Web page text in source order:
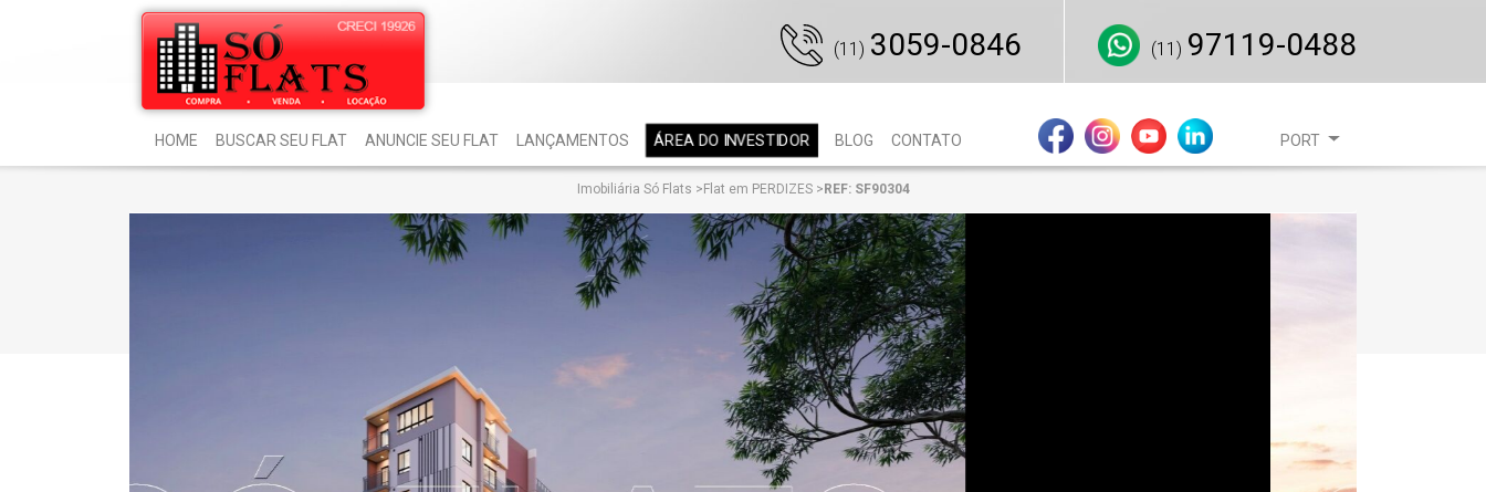
(11) 3059-0846 (11) 97119-0488
HOME BUSCAR SEU FLAT ANUNCIE SEU FLAT LANÇAMENTOS ÁREA DO INVESTIDOR BLOG CONTATO PORT
Imobiliária Só Flats > Flat em PERDIZES > REF: SF90304